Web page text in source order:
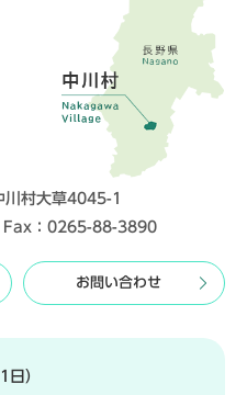
村大草4045-1
：0265-88-3890
お問い合わせ
日）